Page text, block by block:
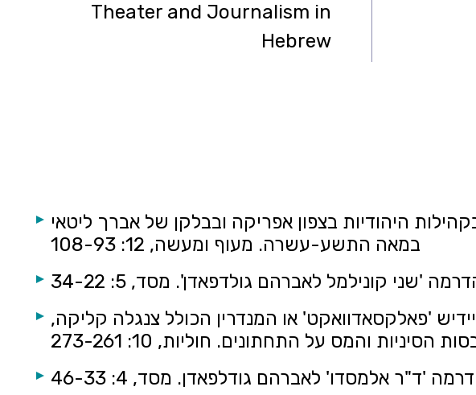
Theater and Journalism in
Hebrew
מסע בקהילות היהודיות בצפון אפריקה ובבלקן של אברך ליטאי
במאה התשע-עשרה. מעוף ומעשה, 12: 108-93
יורקי ביידיש 'פאלקסאדוואקט' או המנדרין הכולל צנגלה קליקה,
הסיניות והמס על התחתונים. חוליות, 10: 273-261